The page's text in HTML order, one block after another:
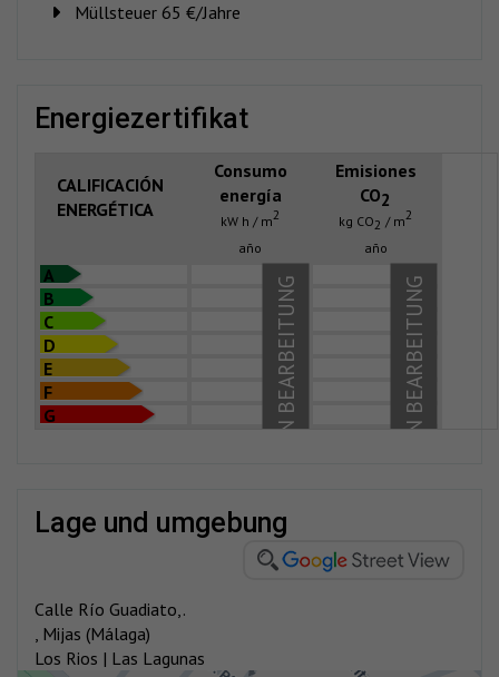
Müllsteuer 65 €/Jahre
energiezertifikat
CALIFICACIÓN
ENERGÉTICA
Consumo
energía
kW h / m2
año
Emisiones
CO2
kg CO2 / m2
año
A
B
C
D
E
F
G
IN BEARBEITUNG
IN BEARBEITUNG
lage und umgebung
Calle Río Guadiato,.
, Mijas (Málaga)
Los Rios | Las Lagunas